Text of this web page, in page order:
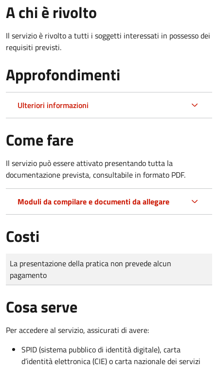
A chi è rivolto
Il servizio è rivolto a tutti i soggetti interessati in possesso dei
requisiti previsti.
Approfondimenti
Ulteriori informazioni
Come fare
Il servizio può essere attivato presentando tutta la
documentazione prevista, consultabile in formato PDF.
Moduli da compilare e documenti da allegare
Costi
Tipo di pagamento
Importo
La presentazione della pratica non prevede alcun
pagamento
Cosa serve
Per accedere al servizio, assicurati di avere:
SPID (sistema pubblico di identità digitale), carta
d’identità elettronica (CIE) o carta nazionale dei servizi